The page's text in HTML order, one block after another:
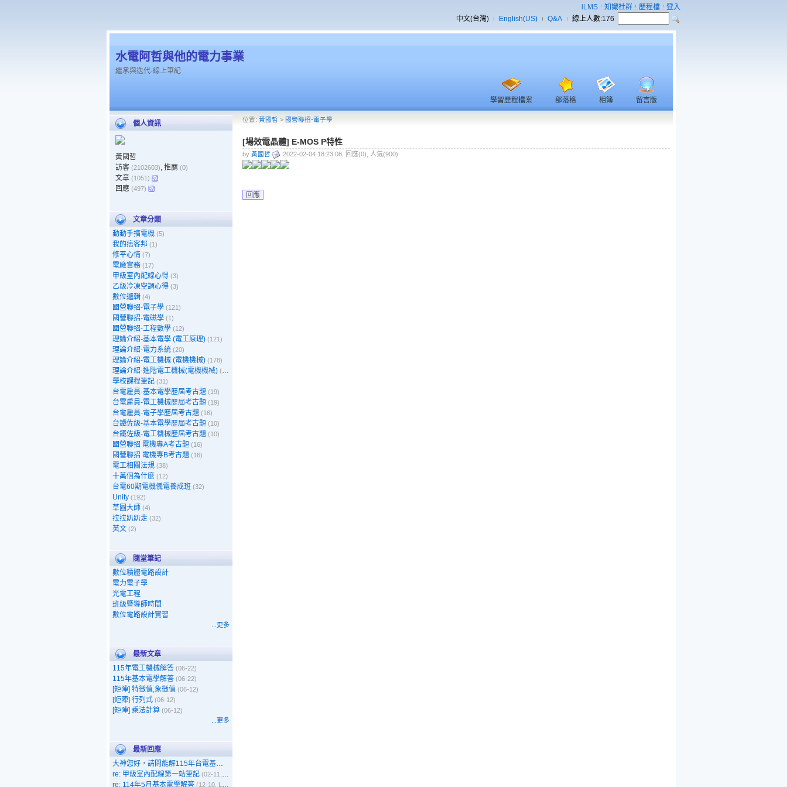
iLMS 知識社群 歷程檔
登入
中文(台灣)
English(US) Q&A 線上人數:176
水電阿哲與他的電力事業
繼承與迭代-線上筆記
學習歷程檔案 部落格 相簿 留言版
個人資訊
黃國哲
訪客 (2102603), 推薦 (0)
文章 (1051)
回應 (497)
文章分類
動動手搞電機 (5)
我的痞客邦 (1)
修平心情 (7)
電廠實務 (17)
甲級室內配線心得 (3)
乙級冷凍空調心得 (3)
數位邏輯 (4)
國營聯招-電子學 (121)
國營聯招-電磁學 (1)
國營聯招-工程數學 (12)
理論介紹-基本電學 (電工原理) (121)
理論介紹-電力系統 (20)
理論介紹-電工機械 (電機機械) (178)
理論介紹-進階電工機械(電機機械) (39)
學校課程筆記 (31)
台電雇員-基本電學歷屆考古題 (19)
台電雇員-電工機械歷屆考古題 (19)
台電雇員-電子學歷屆考古題 (16)
台鐵佐級-基本電學歷屆考古題 (10)
台鐵佐級-電工機械歷屆考古題 (10)
國營聯招 電機專A考古題 (16)
國營聯招 電機專B考古題 (16)
電工相關法規 (38)
十萬個為什麼 (12)
台電60期電機儀電養成班 (32)
Unity (192)
草圖大師 (4)
拉拉趴趴走 (32)
英文 (2)
隨堂筆記
數位積體電路設計
電力電子學
光電工程
班級暨導師時間
數位電路設計實習
...更多
最新文章
115年電工機械解答 (06-22)
115年基本電學解答 (06-22)
[矩陣] 特徵值,象徵值 (06-12)
[矩陣] 行列式 (06-12)
[矩陣] 乘法計算 (06-12)
...更多
最新回應
大神您好，請問能解115年台電基本電學嗎
re: 甲級室內配線第一站筆記 (02-11, 呵呵)
re: 114年5月基本電學解答 (12-10, Leo)
位置: 黃國哲 > 國營聯招-電子學
[場效電晶體] E-MOS P特性
by 黃國哲 2022-02-04 18:23:08, 回應(0), 人氣(900)
回應